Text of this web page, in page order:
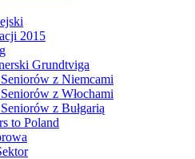
2015
Grundtviga
z Niemcami
z Włochami
z Bułgarią
to Poland